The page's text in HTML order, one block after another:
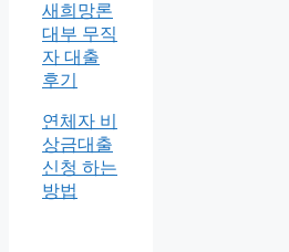
새희망론
대부 무직
자 대출
후기
연체자 비
상금대출
신청 하는
방법